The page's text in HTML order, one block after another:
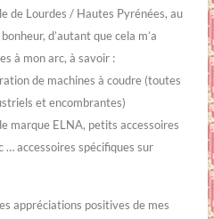
de Lourdes / Hautes Pyrénées, au
d’autant que cela m’a
à mon arc, à savoir :
de machines à coudre (toutes
et encombrantes)
marque ELNA, petits accessoires
… accessoires spécifiques sur
appréciations positives de mes